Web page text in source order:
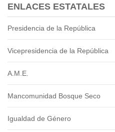
ENLACES ESTATALES
Presidencia de la República
Vicepresidencia de la República
A.M.E.
Mancomunidad Bosque Seco
Igualdad de Género